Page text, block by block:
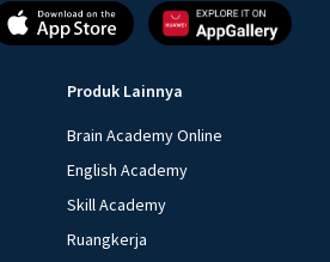
Produk Lainnya
Brain Academy Online
English Academy
Skill Academy
Ruangkerja